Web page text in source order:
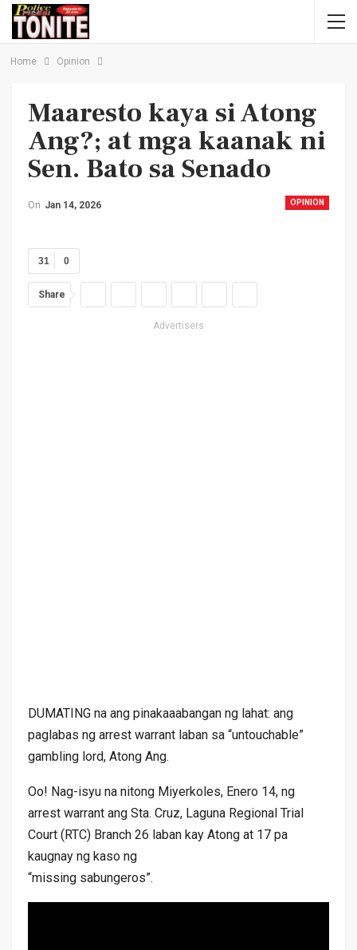
Home Opinion
Maaresto kaya si Atong
Ang?; at mga kaanak ni
Sen. Bato sa Senado
OPINION
On Jan 14, 2026
0
31
Share
Advertisers
DUMATING na ang pinakaaabangan ng lahat: ang
paglabas ng arrest warrant laban sa “untouchable”
gambling lord, Atong Ang.
Oo! Nag-isyu na nitong Miyerkoles, Enero 14, ng
arrest warrant ang Sta. Cruz, Laguna Regional Trial
Court (RTC) Branch 26 laban kay Atong at 17 pa
kaugnay ng kaso ng
“missing sabungeros”.